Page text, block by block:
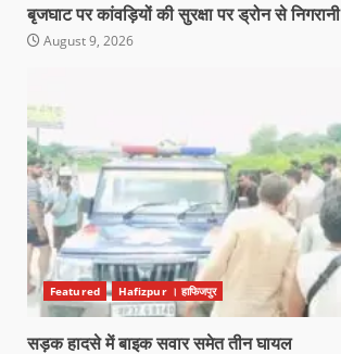
बृजघाट पर कांवड़ियों की सुरक्षा पर ड्रोन से निगरानी
August 9, 2026
Featured Hafizpur । हाफिजपुर
सड़क हादसे में बाइक सवार समेत तीन घायल